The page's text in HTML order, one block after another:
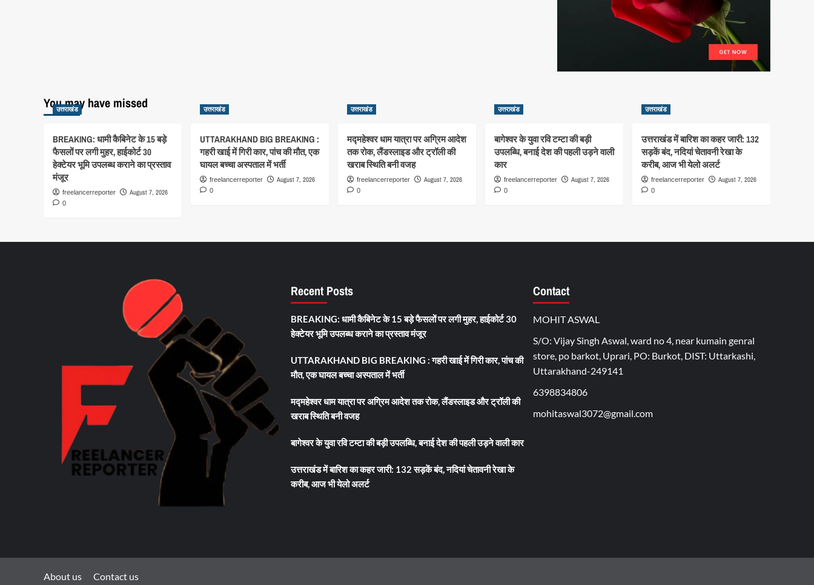
You may have missed
उत्तराखंड
BREAKING: धामी कैबिनेट के 15 बड़े
फैसलों पर लगी मुहर, हाईकोर्ट 30
हेक्टेयर भूमि उपलब्ध कराने का प्रस्ताव
मंजूर
freelancerreporter August 7, 2026
0
उत्तराखंड
UTTARAKHAND BIG BREAKING :
गहरी खाई में गिरी कार, पांच की मौत, एक
घायल बच्चा अस्पताल में भर्ती
freelancerreporter August 7, 2026
0
उत्तराखंड
मद्महेश्वर धाम यात्रा पर अग्रिम आदेश
तक रोक, लैंडस्लाइड और ट्रॉली की
खराब स्थिति बनी वजह
freelancerreporter August 7, 2026
0
उत्तराखंड
बागेश्वर के युवा रवि टम्टा की बड़ी
उपलब्धि, बनाई देश की पहली उड़ने वाली
कार
freelancerreporter August 7, 2026
0
उत्तराखंड
उत्तराखंड में बारिश का कहर जारी: 132
सड़कें बंद, नदियां चेतावनी रेखा के
करीब, आज भी येलो अलर्ट
freelancerreporter August 7, 2026
0
Recent Posts
BREAKING: धामी कैबिनेट के 15 बड़े फैसलों पर लगी मुहर, हाईकोर्ट 30
हेक्टेयर भूमि उपलब्ध कराने का प्रस्ताव मंजूर
UTTARAKHAND BIG BREAKING : गहरी खाई में गिरी कार, पांच की
मौत, एक घायल बच्चा अस्पताल में भर्ती
मद्महेश्वर धाम यात्रा पर अग्रिम आदेश तक रोक, लैंडस्लाइड और ट्रॉली की
खराब स्थिति बनी वजह
बागेश्वर के युवा रवि टम्टा की बड़ी उपलब्धि, बनाई देश की पहली उड़ने वाली कार
उत्तराखंड में बारिश का कहर जारी: 132 सड़कें बंद, नदियां चेतावनी रेखा के
करीब, आज भी येलो अलर्ट
Contact
MOHIT ASWAL
S/O: Vijay Singh Aswal, ward no 4, near kumain genral
store, po barkot, Uprari, PO: Burkot, DIST: Uttarkashi,
Uttarakhand-249141
6398834806
mohitaswal3072@gmail.com
About us Contact us